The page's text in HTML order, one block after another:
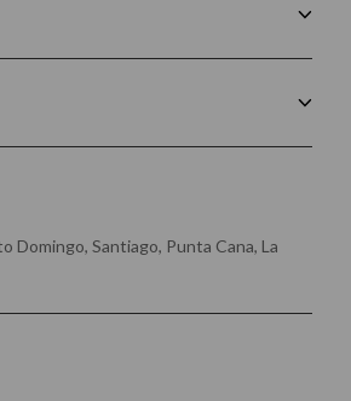
Domingo, Santiago, Punta Cana, La